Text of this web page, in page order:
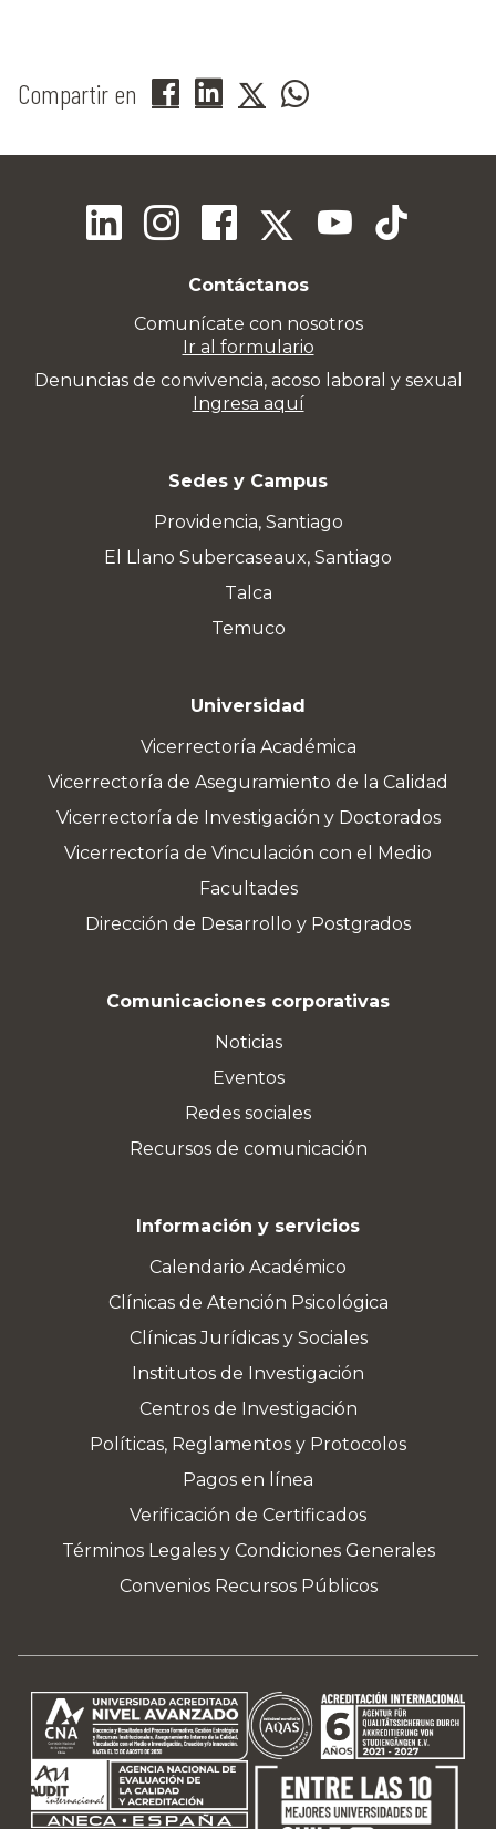
Compartir en
Contáctanos
Comunícate con nosotros
Ir al formulario
Denuncias de convivencia, acoso laboral y sexual
Ingresa aquí
Sedes y Campus
Providencia, Santiago
El Llano Subercaseaux, Santiago
Talca
Temuco
Universidad
Vicerrectoría Académica
Vicerrectoría de Aseguramiento de la Calidad
Vicerrectoría de Investigación y Doctorados
Vicerrectoría de Vinculación con el Medio
Facultades
Dirección de Desarrollo y Postgrados
Comunicaciones corporativas
Noticias
Eventos
Redes sociales
Recursos de comunicación
Información y servicios
Calendario Académico
Clínicas de Atención Psicológica
Clínicas Jurídicas y Sociales
Institutos de Investigación
Centros de Investigación
Políticas, Reglamentos y Protocolos
Pagos en línea
Verificación de Certificados
Términos Legales y Condiciones Generales
Convenios Recursos Públicos